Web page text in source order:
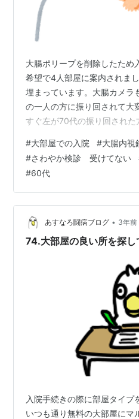
大腸ポリープを削除したため
希望で4人部屋に案内されま
埋まっています。大腸カメラ
の一人の方に振り回されて大
すぐ左が70代の振り回された
Bさんの並びベットが2泊入院
時にこの部屋に入りマシタ。
を開けることはありません。
に入った途端、Aさんのデカ
んです。 (´⊙ω⊙`) カーテン
てるの…
#大部屋での入院 #大腸内視
#さわやか検診 受けてない
#60代
あすなろ闘病ブログ • 3年前
74.大部屋の良い所を探し
入院手続きの際に部屋タイプ
いつも通り無料の大部屋にマ